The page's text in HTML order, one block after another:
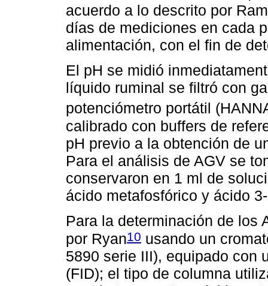
acuerdo a lo descrito por
días de mediciones en cada
alimentación, con el fin de
El pH se midió
líquido ruminal se filtró con
potenciómetro portátil
calibrado con buffers de
pH previo a la obtención de
Para el análisis de AGV se
conservaron en 1 ml de
ácido metafosfórico y ácido
Para la determinación de los
por Ryan10 usando un
5890 serie III), equipado con
(FID); el tipo de columna